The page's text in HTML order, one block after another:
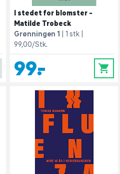
I stedet for blomster -
Matilde Trobeck
Grønningen 1
1 stk
99,00/Stk.
99,- 0